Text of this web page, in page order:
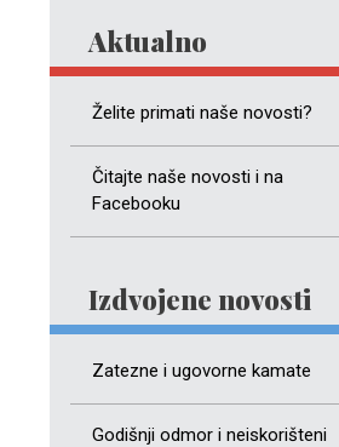
Aktualno
Želite primati naše novosti?
Čitajte naše novosti i na
Facebooku
Izdvojene novosti
Zatezne i ugovorne kamate
Godišnji odmor i neiskorišteni